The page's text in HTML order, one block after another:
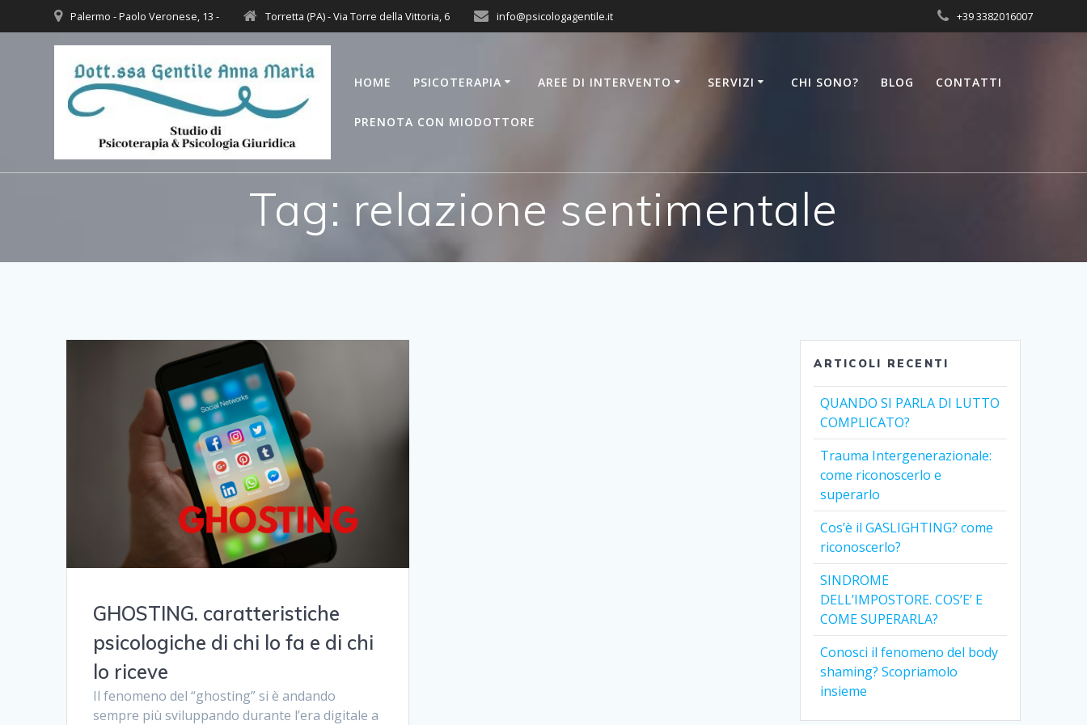
al
contenuto
Palermo - Paolo Veronese, 13 - Torretta (PA) - Via Torre della Vittoria, 6 info@psicologagentile.it +39 3382016007
HOME PSICOTERAPIA AREE DI INTERVENTO SERVIZI CHI SONO? BLOG CONTATTI
PRENOTA CON MIODOTTORE
Tag: relazione sentimentale
GHOSTING. caratteristiche
psicologiche di chi lo fa e di chi
lo riceve
Il fenomeno del “ghosting” si è andando
sempre più sviluppando durante l’era digitale a
ARTICOLI RECENTI
QUANDO SI PARLA DI LUTTO
COMPLICATO?
Trauma Intergenerazionale:
come riconoscerlo e
superarlo
Cos’è il GASLIGHTING? come
riconoscerlo?
SINDROME
DELL’IMPOSTORE. COS’E’ E
COME SUPERARLA?
Conosci il fenomeno del body
shaming? Scopriamolo
insieme